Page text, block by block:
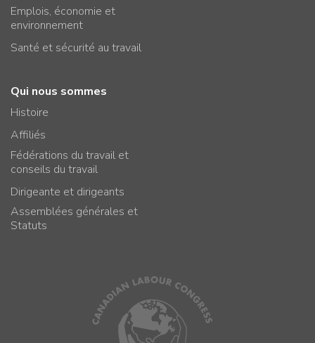
Emplois, économie et
environnement
Santé et sécurité au travail
Qui nous sommes
Histoire
Affiliés
Fédérations du travail et
conseils du travail
Dirigeante et dirigeants
Assemblées générales et
Statuts